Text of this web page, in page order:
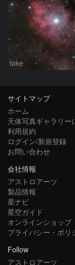
take
サイトマップ
ホーム
天体写真ギャラリー
利用規約
ログイン/新規登録
お問い合わせ
会社情報
アストロアーツ
製品情報
星ナビ
星空ガイド
オンラインショップ
プライバシー・ポリ
Follow
アストロアーツ